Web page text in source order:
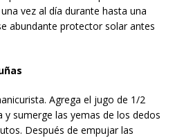
vez al día durante hasta una
abundante protector solar antes
Agrega el jugo de 1/2
sumerge las yemas de los dedos
Después de empujar las